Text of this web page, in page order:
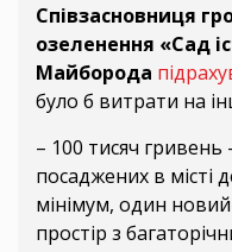
Співзасновниця
озеленення «Сад
Майборода
було б витрати на
– 100 тисяч гривень
посаджених в місті
мінімум, один
простір з